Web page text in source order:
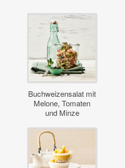
Buchweizensalat mit
Melone, Tomaten
und Minze